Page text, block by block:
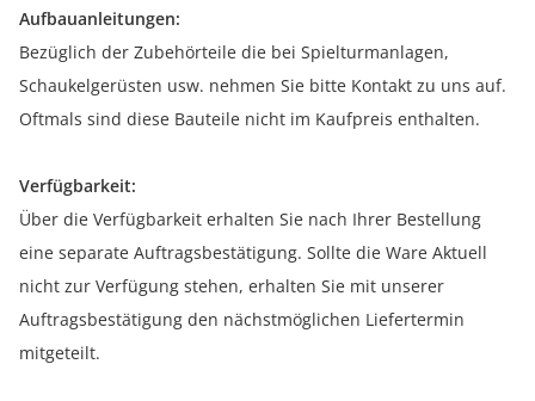
Aufbauanleitungen:
Bezüglich der Zubehörteile die bei Spielturmanlagen,
Schaukelgerüsten usw. nehmen Sie bitte Kontakt zu uns auf.
Oftmals sind diese Bauteile nicht im Kaufpreis enthalten.
Verfügbarkeit:
Über die Verfügbarkeit erhalten Sie nach Ihrer Bestellung
eine separate Auftragsbestätigung. Sollte die Ware Aktuell
nicht zur Verfügung stehen, erhalten Sie mit unserer
Auftragsbestätigung den nächstmöglichen Liefertermin
mitgeteilt.